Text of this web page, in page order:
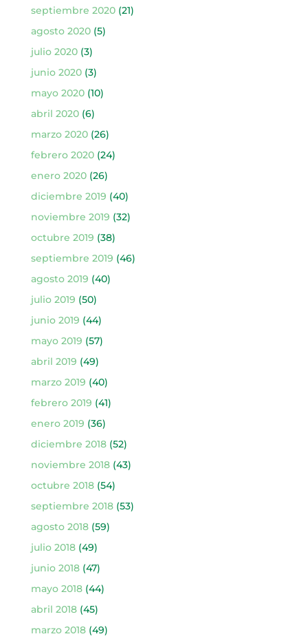
septiembre 2020(21)
agosto 2020(5)
julio 2020(3)
junio 2020(3)
mayo 2020(10)
abril 2020(6)
marzo 2020(26)
febrero 2020(24)
enero 2020(26)
diciembre 2019 (40)
noviembre 2019 (32)
octubre 2019 (38)
septiembre 2019 (46)
agosto 2019 (40)
julio 2019 (50)
junio 2019 (44)
mayo 2019 (57)
abril 2019 (49)
marzo 2019 (40)
febrero 2019 (41)
enero 2019 (36)
diciembre 2018(52)
noviembre 2018(43)
octubre 2018(54)
septiembre 2018(53)
agosto 2018(59)
julio 2018(49)
junio 2018(47)
mayo 2018(44)
abril 2018(45)
marzo 2018(49)